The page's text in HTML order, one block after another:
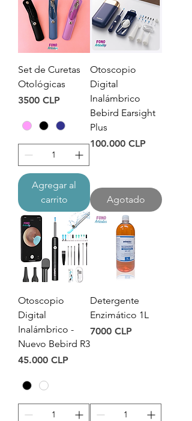
Set de Curetas
Otológicas
Precio
3500 CLP
Agregar al
carrito
Otoscopio
Digital
Inalámbrico
Bebird Earsight
Plus
Precio
100.000 CLP
Agotado
Otoscopio
Digital
Inalámbrico -
Nuevo Bebird R3
Precio
45.000 CLP
Detergente
Enzimático 1L
Precio
7000 CLP